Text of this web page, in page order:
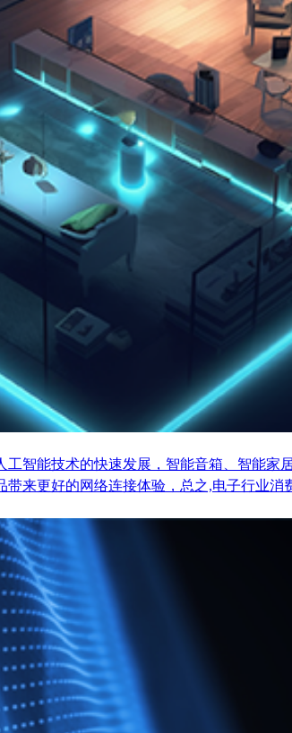
智能技术的快速发展，智能音箱、智能家
来更好的网络连接体验，总之,电子行业